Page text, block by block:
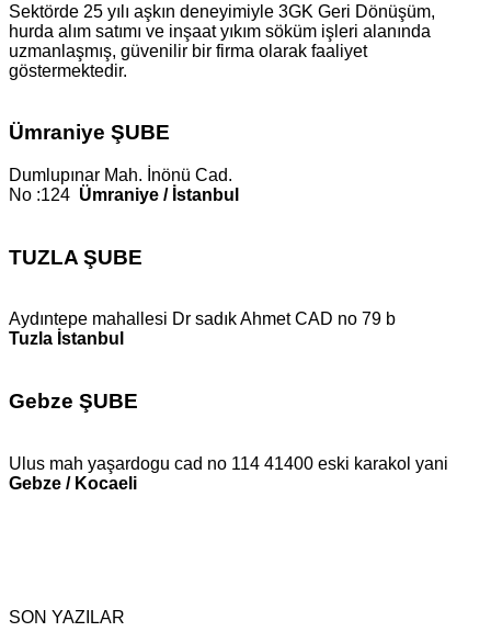
Sektörde 25 yılı aşkın deneyimiyle 3GK Geri Dönüşüm,
hurda alım satımı ve inşaat yıkım söküm işleri alanında
uzmanlaşmış, güvenilir bir firma olarak faaliyet
göstermektedir.
Ümraniye ŞUBE
Dumlupınar Mah. İnönü Cad.
No :124 Ümraniye / İstanbul
TUZLA ŞUBE
Aydıntepe mahallesi Dr sadık Ahmet CAD no 79 b
Tuzla İstanbul
Gebze ŞUBE
Ulus mah yaşardogu cad no 114 41400 eski karakol yani
Gebze / Kocaeli
SON YAZILAR